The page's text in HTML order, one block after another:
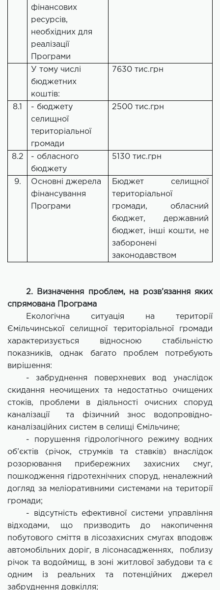
фінансових
ресурсів,
необхідних для
реалізації
Програми
У тому числі
бюджетних
коштів:
7630 тис.грн
8.1
- бюджету
селищної
територіальної
громади
2500 тис.грн
8.2
- обласного
бюджету
5130 тис.грн
9.
Основні джерела
фінансування
Програми
Бюджет селищної
територіальної
громади, обласний
бюджет, державний
бюджет, інші кошти, не
заборонені
законодавством
2. Визначення проблем, на розв’язання яких
спрямована Програма
Екологічна ситуація на території
Ємільчинської селищної територіальної громади
характеризується відносною стабільністю
показників, однак багато проблем потребують
вирішення:
- забруднення поверхневих вод унаслідок
скидання неочищених та недостатньо очищених
стоків, проблеми в діяльності очисних споруд
каналізації та фізичний знос водопровідно-
каналізаційних систем в селищі Ємільчине;
- порушення гідрологічного режиму водних
об’єктів (річок, струмків та ставків) внаслідок
розорювання прибережних захисних смуг,
пошкодження гідротехнічних споруд, неналежний
догляд за меліоративними системами на території
громади;
- відсутність ефективної системи управління
відходами, що призводить до накопичення
побутового сміття в лісозахисних смугах вподовж
автомобільних доріг, в лісонасадженнях, поблизу
річок та водоймищ, в зоні житлової забудови та є
одним із реальних та потенційних джерел
забруднення довкілля;